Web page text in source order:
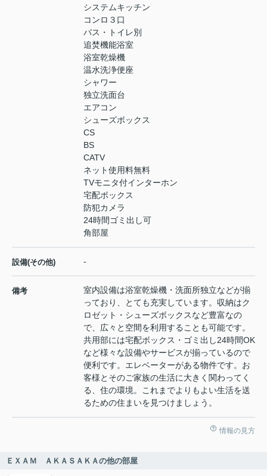
システムキッチン
コンロ３口
バス・トイレ別
追焚機能浴室
浴室乾燥機
温水洗浄便座
シャワー
独立洗面台
エアコン
シューズボックス
CS
BS
CATV
ネット使用料無料
TVモニタ付インターホン
宅配ボックス
防犯カメラ
24時間ゴミ出し可
角部屋
設備(その他) -
備考
室内設備は浴室乾燥機・洗面所独立などが揃
っており、とても充実しています。収納はク
ロゼット・シューズボックスなど豊富なの
で、広々と空間を利用することも可能です。
共用部には宅配ボックス・ゴミ出し24時間OK
など様々な設備やサービスが揃っているので
便利です。エレベーターがある物件です。お
客様とそのご家族の生活に大きく関わってく
る、住の環境。これまでよりもよい生活を送
るための住まいを見つけましょう。
情報の見方
ＥＸＡＭ ＡＫＡＳＡＫＡの他の部屋